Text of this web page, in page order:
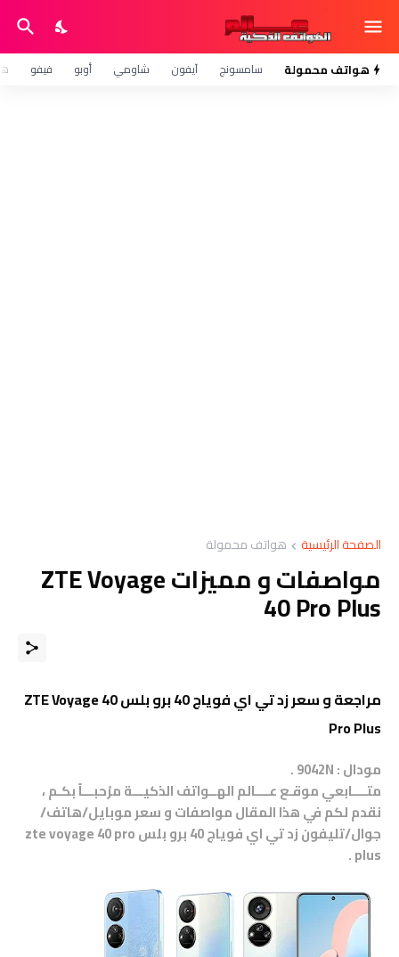
هواتف محمولة سامسونج آيفون شاومي أوبو فيفو
الصفحة الرئيسية هواتف محمولة
مواصفات و مميزات ZTE Voyage
40 Pro Plus
مراجعة و سعر زد تي اي فوياج 40 برو بلس ZTE Voyage 40
Pro Plus
مودال : 9042N .
متــــابعي موقـع عــــالم الهــواتف الذكيـــة مرْحبـــاً بكـم ،
نقدم لكم في هذا المقال مواصفات و سعر موبايل/هاتف/
جوال/تليفون
زد تي اي فوياج 40 برو بلس zte voyage 40 pro
plus
.